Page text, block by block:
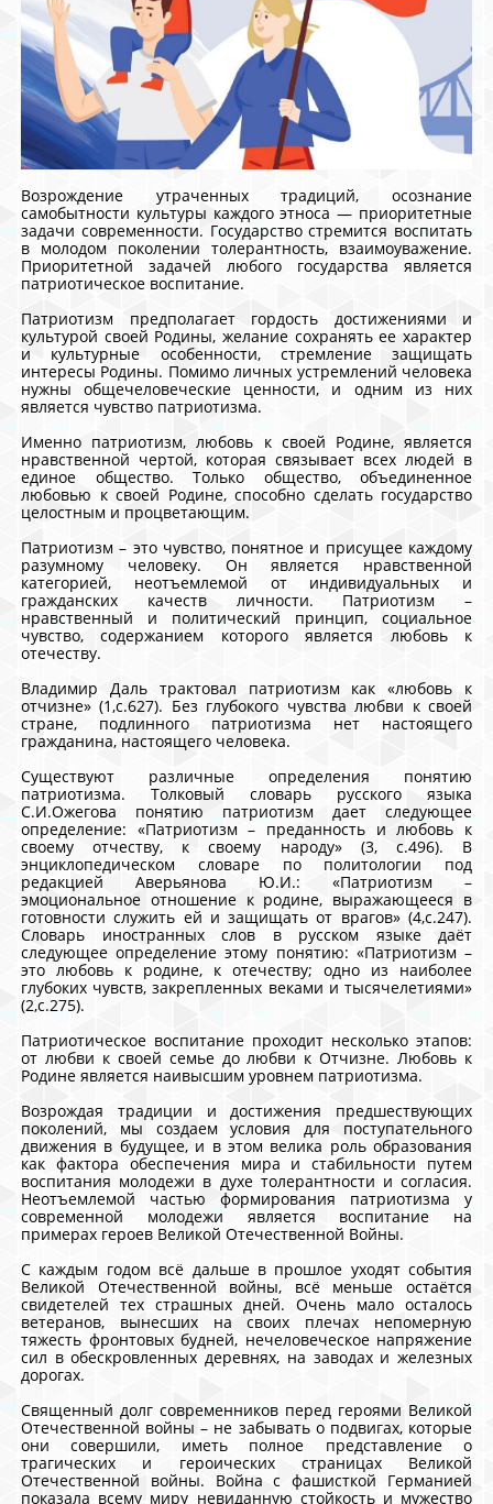
Возрождение утраченных традиций, осознание
самобытности культуры каждого этноса — приоритетные
задачи современности. Государство стремится воспитать
в молодом поколении толерантность, взаимоуважение.
Приоритетной задачей любого государства является
патриотическое воспитание.
Патриотизм предполагает гордость достижениями и
культурой своей Родины, желание сохранять ее характер
и культурные особенности, стремление защищать
интересы Родины. Помимо личных устремлений человека
нужны общечеловеческие ценности, и одним из них
является чувство патриотизма.
Именно патриотизм, любовь к своей Родине, является
нравственной чертой, которая связывает всех людей в
единое общество. Только общество, объединенное
любовью к своей Родине, способно сделать государство
целостным и процветающим.
Патриотизм – это чувство, понятное и присущее каждому
разумному человеку. Он является нравственной
категорией, неотъемлемой от индивидуальных и
гражданских качеств личности. Патриотизм –
нравственный и политический принцип, социальное
чувство, содержанием которого является любовь к
отечеству.
Владимир Даль трактовал патриотизм как «любовь к
отчизне» (1,с.627). Без глубокого чувства любви к своей
стране, подлинного патриотизма нет настоящего
гражданина, настоящего человека.
Существуют различные определения понятию
патриотизма. Толковый словарь русского языка
С.И.Ожегова понятию патриотизм дает следующее
определение: «Патриотизм – преданность и любовь к
своему отчеству, к своему народу» (3, с.496). В
энциклопедическом словаре по политологии под
редакцией Аверьянова Ю.И.: «Патриотизм –
эмоциональное отношение к родине, выражающееся в
готовности служить ей и защищать от врагов» (4,с.247).
Словарь иностранных слов в русском языке даёт
следующее определение этому понятию: «Патриотизм –
это любовь к родине, к отечеству; одно из наиболее
глубоких чувств, закрепленных веками и тысячелетиями»
(2,с.275).
Патриотическое воспитание проходит несколько этапов:
от любви к своей семье до любви к Отчизне. Любовь к
Родине является наивысшим уровнем патриотизма.
Возрождая традиции и достижения предшествующих
поколений, мы создаем условия для поступательного
движения в будущее, и в этом велика роль образования
как фактора обеспечения мира и стабильности путем
воспитания молодежи в духе толерантности и согласия.
Неотъемлемой частью формирования патриотизма у
современной молодежи является воспитание на
примерах героев Великой Отечественной Войны.
С каждым годом всё дальше в прошлое уходят события
Великой Отечественной войны, всё меньше остаётся
свидетелей тех страшных дней. Очень мало осталось
ветеранов, вынесших на своих плечах непомерную
тяжесть фронтовых будней, нечеловеческое напряжение
сил в обескровленных деревнях, на заводах и железных
дорогах.
Священный долг современников перед героями Великой
Отечественной войны – не забывать о подвигах, которые
они совершили, иметь полное представление о
трагических и героических страницах Великой
Отечественной войны. Война с фашисткой Германией
показала всему миру невиданную стойкость и мужество